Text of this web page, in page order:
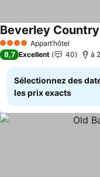
4 Étoiles Appart’hôtel
Beverley
8,7 Excellent 40 à
Sélectionnez des
les prix exacts